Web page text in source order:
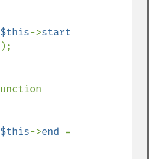
$this->
);
$this->end